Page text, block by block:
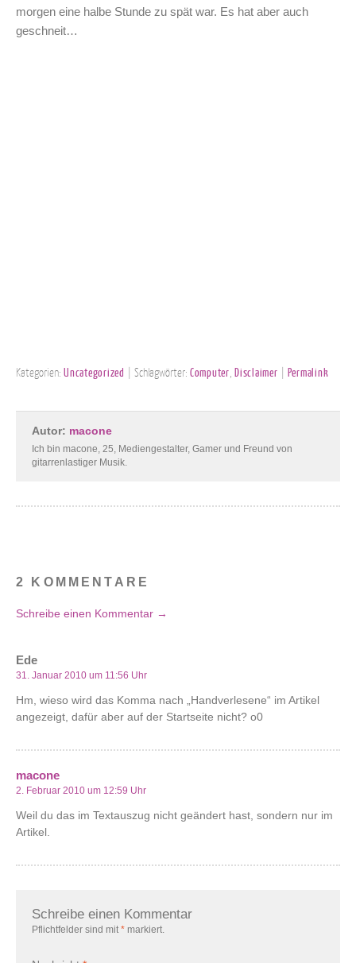
morgen eine halbe Stunde zu spät war. Es hat aber auch
geschneit…
Kategorien: Uncategorized | Schlagwörter: Computer Disclaimer | Permalink
Autor: macone
Ich bin macone, 25, Mediengestalter, Gamer und Freund von
gitarrenlastiger Musik.
2 KOMMENTARE
Schreibe einen Kommentar →
Ede
31. Januar 2010 um 11:56 Uhr
Hm, wieso wird das Komma nach „Handverlesene“ im Artikel
angezeigt, dafür aber auf der Startseite nicht? o0
macone
2. Februar 2010 um 12:59 Uhr
Weil du das im Textauszug nicht geändert hast, sondern nur im
Artikel.
Schreibe einen Kommentar
Pflichtfelder sind mit * markiert.